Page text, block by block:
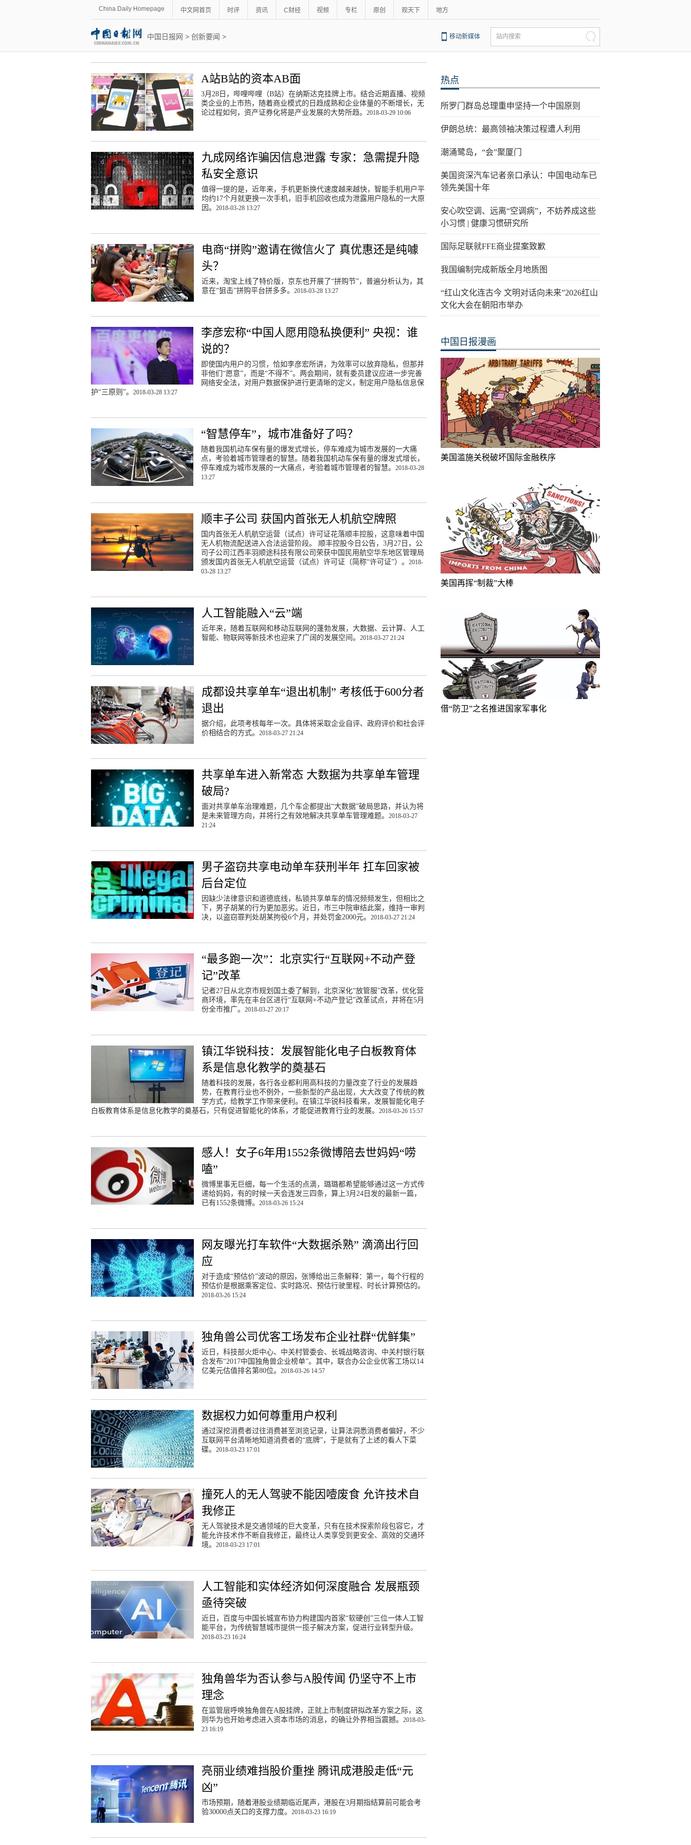
China Daily Homepage 中文网首页 时评 资讯 C财经 视频 专栏 原创 观天下 地方
中国日报网 > 创新要闻 > 移动新媒体 站内搜索
A站B站的资本AB面
3月28日，哔哩哔哩（B站）在纳斯达克挂牌上市。结合近期直播、视频
类企业的上市热，随着商业模式的日趋成熟和企业体量的不断增长，无
论过程如何，资产证券化将是产业发展的大势所趋。2018-03-29 10:06
九成网络诈骗因信息泄露 专家：急需提升隐
私安全意识
值得一提的是，近年来，手机更新换代速度越来越快，智能手机用户平
均约17个月就更换一次手机，旧手机回收也成为泄露用户隐私的一大原
因。 2018-03-28 13:27
电商“拼购”邀请在微信火了 真优惠还是纯噱
头？
近来，淘宝上线了特价版，京东也开展了“拼购节”，普遍分析认为，其
意在“狙击”拼购平台拼多多。 2018-03-28 13:27
李彦宏称“中国人愿用隐私换便利” 央视：谁
说的？
即使国内用户的习惯，恰如李彦宏所讲，为效率可以放弃隐私，但那并
非他们“愿意”，而是“不得不”。两会期间，就有委员建议应进一步完善
网络安全法，对用户数据保护进行更清晰的定义，制定用户隐私信息保
护“三原则”。 2018-03-28 13:27
“智慧停车”，城市准备好了吗？
随着我国机动车保有量的爆发式增长，停车难成为城市发展的一大痛
点，考验着城市管理者的智慧。随着我国机动车保有量的爆发式增长，
停车难成为城市发展的一大痛点，考验着城市管理者的智慧。2018-03-28
13:27
顺丰子公司 获国内首张无人机航空牌照
国内首张无人机航空运营（试点）许可证花落顺丰控股，这意味着中国
无人机物流配送进入合法运营阶段。 顺丰控股今日公告，3月27日，公
司子公司江西丰羽顺途科技有限公司荣获中国民用航空华东地区管理局
颁发国内首张无人机航空运营（试点）许可证（简称“许可证”）。2018-
03-28 13:27
人工智能融入“云”端
近年来，随着互联网和移动互联网的蓬勃发展，大数据、云计算、人工
智能、物联网等新技术也迎来了广阔的发展空间。 2018-03-27 21:24
成都设共享单车“退出机制” 考核低于600分者
退出
据介绍，此项考核每年一次。具体将采取企业自评、政府评价和社会评
价相结合的方式。 2018-03-27 21:24
共享单车进入新常态 大数据为共享单车管理
破局?
面对共享单车治理难题，几个车企都提出“大数据”破局思路，并认为将
是未来管理方向，并将行之有效地解决共享单车管理难题。 2018-03-27
21:24
男子盗窃共享电动单车获刑半年 扛车回家被
后台定位
因缺少法律意识和道德底线，私锁共享单车的情况频频发生，但相比之
下，男子胡某的行为更加恶劣。近日，市三中院审结此案，维持一审判
决，以盗窃罪判处胡某拘役6个月，并处罚金2000元。 2018-03-27 21:24
“最多跑一次”：北京实行“互联网+不动产登
记”改革
记者27日从北京市规划国土委了解到，北京深化“放管服”改革，优化营
商环境，率先在丰台区进行“互联网+不动产登记”改革试点，并将在5月
份全市推广。 2018-03-27 20:17
镇江华锐科技：发展智能化电子白板教育体
系是信息化教学的奠基石
随着科技的发展，各行各业都利用高科技的力量改变了行业的发展趋
势，在教育行业也不例外，一些新型的产品出现，大大改变了传统的教
学方式，给教学工作带来便利。在镇江华锐科技看来，发展智能化电子
白板教育体系是信息化教学的奠基石，只有促进智能化的体系，才能促进教育行业的发展。 2018-03-26 15:57
感人！女子6年用1552条微博陪去世妈妈“唠
嗑”
微博里事无巨细，每一个生活的点滴，璐璐都希望能够通过这一方式传
递给妈妈，有的时候一天会连发三四条，算上3月24日发的最新一篇，
已有1552条微博。 2018-03-26 15:24
网友曝光打车软件“大数据杀熟” 滴滴出行回
应
对于造成“预估价”波动的原因，张博给出三条解释：第一，每个行程的
预估价是根据乘客定位、实时路况、预估行驶里程、时长计算预估的。
2018-03-26 15:24
独角兽公司优客工场发布企业社群“优鲜集”
近日，科技部火炬中心、中关村管委会、长城战略咨询、中关村银行联
合发布“2017中国独角兽企业榜单”。其中，联合办公企业优客工场以14
亿美元估值排名第80位。 2018-03-26 14:57
数据权力如何尊重用户权利
通过深挖消费者过往消费甚至浏览记录，让算法洞悉消费者偏好，不少
互联网平台清晰地知道消费者的“底牌”，于是就有了上述的看人下菜
碟。 2018-03-23 17:01
撞死人的无人驾驶不能因噎废食 允许技术自
我修正
无人驾驶技术是交通领域的巨大变革，只有在技术探索阶段包容它，才
能允许技术作不断自我修正，最终让人类享受到更安全、高效的交通环
境。 2018-03-23 17:01
人工智能和实体经济如何深度融合 发展瓶颈
亟待突破
近日，百度与中国长城宣布协力构建国内首家“软硬创”三位一体人工智
能平台，为传统智慧城市提供一揽子解决方案，促进行业转型升级。
2018-03-23 16:24
独角兽华为否认参与A股传闻 仍坚守不上市
理念
在监管层呼唤独角兽在A股挂牌，正就上市制度研拟改革方案之际，这
则华为也开始考虑进入资本市场的消息，的确让外界相当震撼。 2018-03-
23 16:19
亮丽业绩难挡股价重挫 腾讯成港股走低“元
凶”
市场预期，随着港股业绩期临近尾声，港股在3月期指结算前可能会考
验30000点关口的支撑力度。 2018-03-23 16:19
热点
所罗门群岛总理重申坚持一个中国原则
伊朗总统：最高领袖决策过程遭人利用
潮涌鹭岛，“会”聚厦门
美国资深汽车记者亲口承认：中国电动车已
领先美国十年
安心吹空调、远离“空调病”，不妨养成这些
小习惯 | 健康习惯研究所
国际足联就FFE商业提案致歉
我国编制完成新版全月地质图
“红山文化连古今 文明对话向未来”2026红山
文化大会在朝阳市举办
中国日报漫画
美国滥施关税破坏国际金融秩序
美国再挥“制裁”大棒
借“防卫”之名推进国家军事化